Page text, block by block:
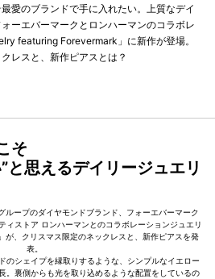
愛のブランドで手に入れたい。上質なデイ
ーエバーマークとロンハーマンのコラボレ
featuring Forevermark」に新作が登場。
レスと、新作ピアスとは？
そ
と思えるデイリージュエリ
ループのダイヤモンドブランド、フォーエバーマーク
ィストア ロンハーマンとのコラボレーションジュエリ
」が、クリスマス限定のネックレスと、新作ピアスを発
表。
のシェイプを縁取りするような、シンプルなイエロー
。裏側からも光を取り込めるような配置をしているの